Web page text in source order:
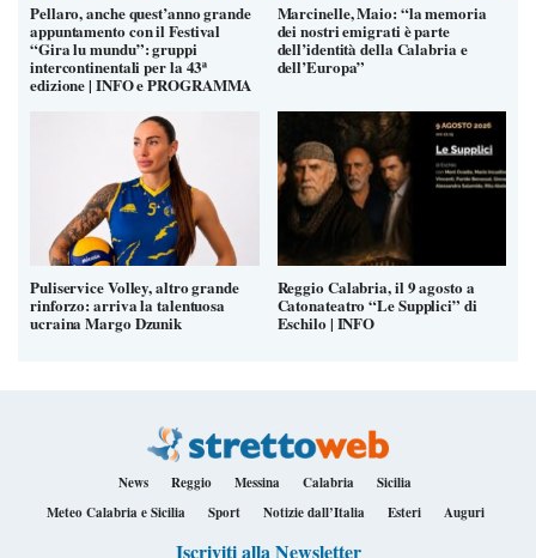
Pellaro, anche quest’anno grande
appuntamento con il Festival
“Gira lu mundu”: gruppi
intercontinentali per la 43ª
edizione | INFO e PROGRAMMA
Marcinelle, Maio: “la memoria
dei nostri emigrati è parte
dell’identità della Calabria e
dell’Europa”
Puliservice Volley, altro grande
rinforzo: arriva la talentuosa
ucraina Margo Dzunik
Reggio Calabria, il 9 agosto a
Catonateatro “Le Supplici” di
Eschilo | INFO
News Reggio Messina Calabria
Sicilia
Meteo Calabria e Sicilia
Sport Notizie dall’Italia Esteri Auguri
Iscriviti alla Newsletter